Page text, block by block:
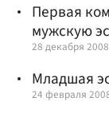
Первая
мужскую
28 декабря
Младшая
24 февраля